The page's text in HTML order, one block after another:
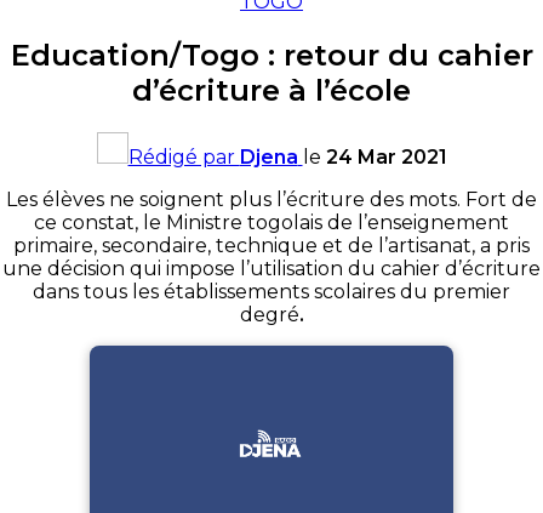
Education/Togo : retour du cahier
d’écriture à l’école
Rédigé par Djena le 24 Mar 2021
Les élèves ne soignent plus l’écriture des mots. Fort de
ce constat, le Ministre togolais de l’enseignement
primaire, secondaire, technique et de l’artisanat, a pris
une décision qui impose l’utilisation du cahier d’écriture
dans tous les établissements scolaires du premier
degré.